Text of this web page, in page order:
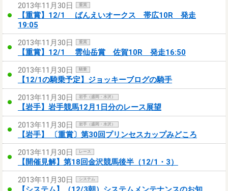
2013年11月30日
重賞
【重賞】12/1 ばんえいオークス 帯広10R 発走
19:05
2013年11月30日
重賞
【重賞】12/1 雲仙岳賞 佐賀10R 発走16:50
2013年11月30日
騎乗
【12/1の騎乗予定】ジョッキーブログの騎手
2013年11月30日
岩手（盛岡・水沢）
【岩手】岩手競馬12月1日分のレース展望
2013年11月30日
岩手（盛岡・水沢）
【岩手】 〔重賞〕第30回プリンセスカップみどころ
2013年11月30日
レース
【開催見解】第18回金沢競馬後半（12/1・3）
2013年11月30日
システム